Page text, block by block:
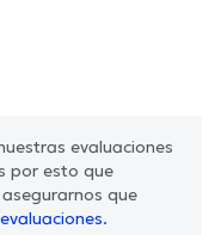
evaluaciones
por esto que
que